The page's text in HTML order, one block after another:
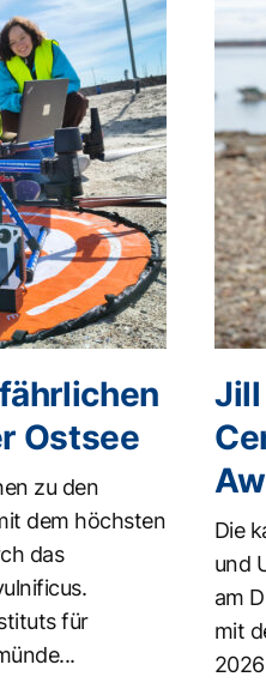
Ostsee
zu den
dem höchsten
das
für
Jill
Die
und
am
mit